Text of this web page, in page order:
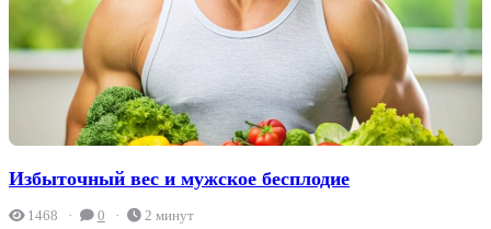
Избыточный вес и мужское бесплодие
1468 0 2 минут